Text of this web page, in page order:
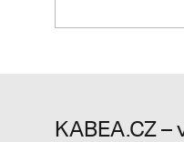
KABEA.CZ –